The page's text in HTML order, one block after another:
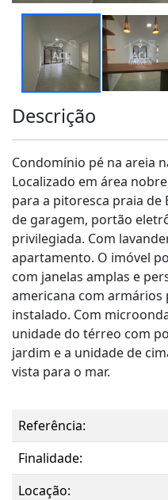
Descrição
Condomínio pé na areia
Localizado em área
para a pitoresca praia de
de garagem, portão
privilegiada. Com
apartamento. O imóvel
com janelas amplas e
americana com armários
instalado. Com
unidade do térreo com
jardim e a unidade de
vista para o mar.
Referência:
Finalidade:
Locação: